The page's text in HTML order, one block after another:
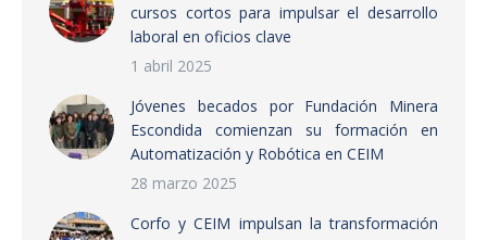
cursos cortos para impulsar el desarrollo
laboral en oficios clave
1 abril 2025
Jóvenes becados por Fundación Minera
Escondida comienzan su formación en
Automatización y Robótica en CEIM
28 marzo 2025
Corfo y CEIM impulsan la transformación